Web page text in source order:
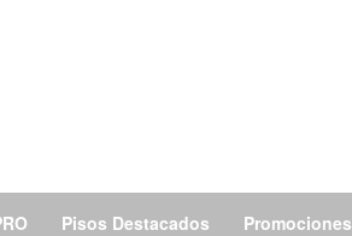
Pisos Destacados Promociones